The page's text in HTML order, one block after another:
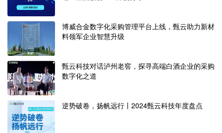
博威合金数字化采购管理平台上线，甄云助力新材
料领军企业智慧升级
甄云科技对话泸州老窖，探寻高端白酒企业的采购
数字化之道
逆势破卷，扬帆远行丨2024甄云科技年度盘点